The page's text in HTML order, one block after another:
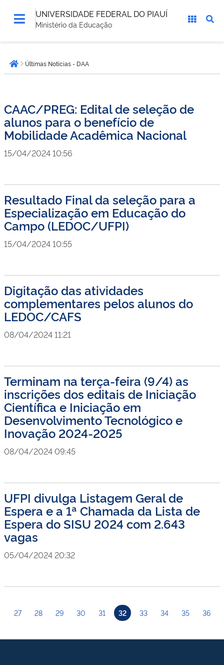
UNIVERSIDADE FEDERAL DO PIAUÍ
Ministério da Educação
está
aqui:Página inicial
Últimas Notícias - DAA
CAAC/PREG: Edital de seleção de
alunos para o benefício de
Mobilidade Acadêmica Nacional
15/04/2024 10:56
Resultado Final da seleção para a
Especialização em Educação do
Campo (LEDOC/UFPI)
15/04/2024 10:55
Digitação das atividades
complementares pelos alunos do
LEDOC/CAFS
08/04/2024 11:21
Terminam na terça-feira (9/4) as
inscrições dos editais de Iniciação
Científica e Iniciação em
Desenvolvimento Tecnológico e
Inovação 2024-2025
08/04/2024 09:45
UFPI divulga Listagem Geral de
Espera e a 1ª Chamada da Lista de
Espera do SISU 2024 com 2.643
vagas
05/04/2024 20:32
27 28 29 30 31 32 33 34 35 36